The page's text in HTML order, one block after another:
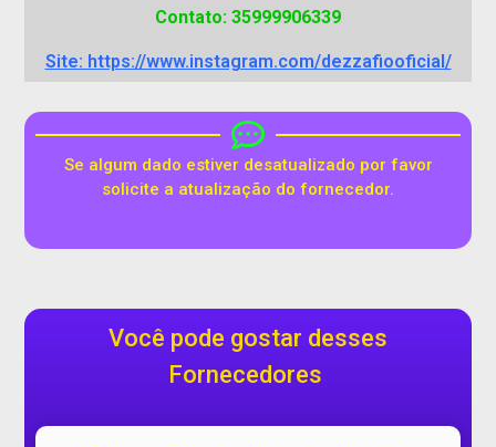
Contato: 35999906339
Site: https://www.instagram.com/dezzafiooficial/
Se algum dado estiver desatualizado por favor
solicite a atualização do fornecedor.
Você pode gostar desses
Fornecedores